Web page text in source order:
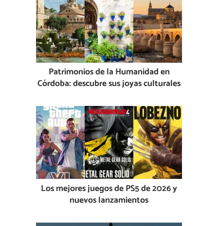
Patrimonios de la Humanidad en
Córdoba: descubre sus joyas culturales
Los mejores juegos de PS5 de 2026 y
nuevos lanzamientos